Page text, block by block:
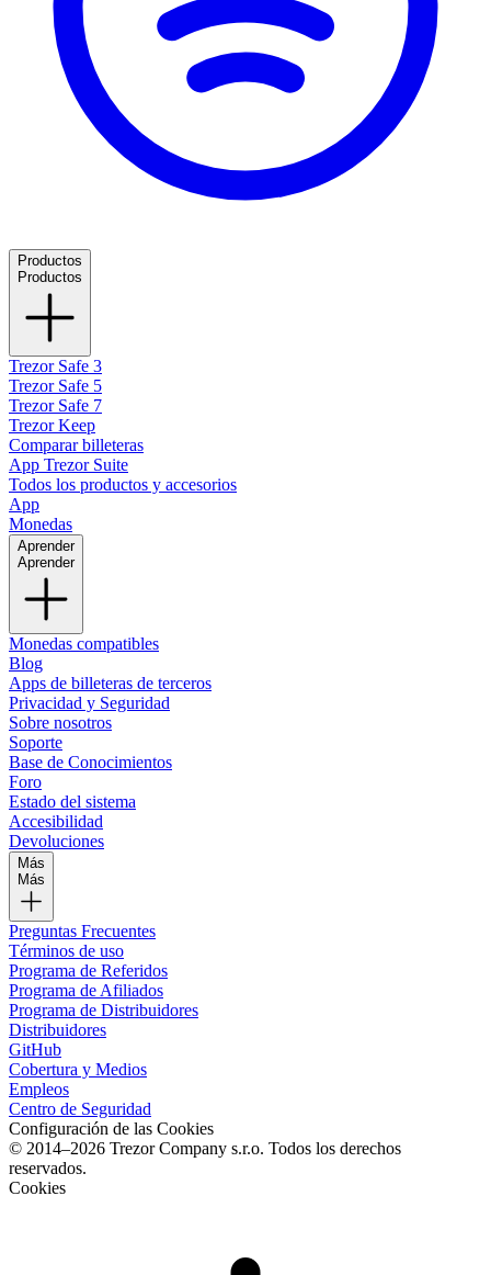
Productos
Productos
Trezor Safe 3
Trezor Safe 5
Trezor Safe 7
Trezor Keep
Comparar billeteras
App Trezor Suite
Todos los productos y accesorios
App
Monedas
Aprender
Aprender
Monedas compatibles
Blog
Apps de billeteras de terceros
Privacidad y Seguridad
Sobre nosotros
Soporte
Base de Conocimientos
Foro
Estado del sistema
Accesibilidad
Devoluciones
Más
Más
Preguntas Frecuentes
Términos de uso
Programa de Referidos
Programa de Afiliados
Programa de Distribuidores
Distribuidores
GitHub
Cobertura y Medios
Empleos
Centro de Seguridad
Configuración de las Cookies
© 2014–2026 Trezor Company s.r.o. Todos los derechos
reservados.
Cookies